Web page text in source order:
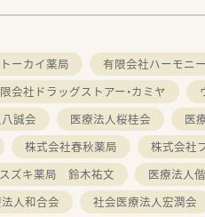
ーカイ薬局 有限会社ハーモニー
会社ドラッグストアー・カミヤ
誠会 医療法人桜桂会 医
株式会社春秋薬局 株式会社
スズキ薬局 鈴木祐文 医療法人
人和合会 社会医療法人宏潤会